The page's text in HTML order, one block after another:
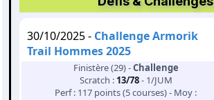
30/10/2025 - Challenge Armorik
Trail Hommes 2025
Finistère (29) -Challenge
Scratch : 13/78- 1/JUM
Perf : 117 points (5 courses) - Moy :